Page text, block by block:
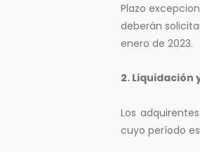
Plazo
deberán
enero de 2023.
2. Liquidación
Los
cuyo período